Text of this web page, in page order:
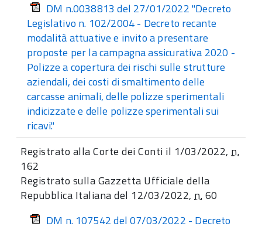
DM n.0038813 del 27/01/2022 "Decreto
Legislativo n. 102/2004 - Decreto recante
modalità attuative e invito a presentare
proposte per la campagna assicurativa 2020 -
Polizze a copertura dei rischi sulle strutture
aziendali, dei costi di smaltimento delle
carcasse animali, delle polizze sperimentali
indicizzate e delle polizze sperimentali sui
ricavi."
Registrato alla Corte dei Conti il 1/03/2022,n.
162
Registrato sulla Gazzetta Ufficiale della
Repubblica Italiana del 12/03/2022,n.60
DM n. 107542 del 07/03/2022 ​​- Decreto